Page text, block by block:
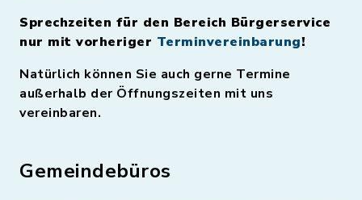
Sprechzeiten für den Bereich Bürgerservice
nur mit vorheriger Terminvereinbarung!
Natürlich können Sie auch gerne Termine
außerhalb der Öffnungszeiten mit uns
vereinbaren.
Gemeindebüros